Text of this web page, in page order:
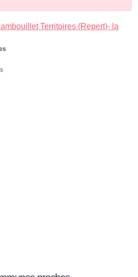
Territoires (Repert)- la